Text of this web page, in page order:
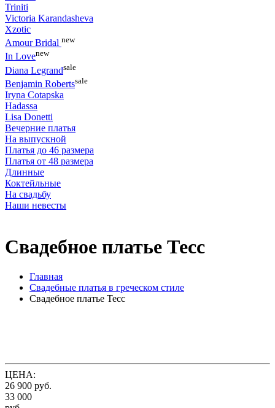
Triniti
Victoria Karandasheva
Xzotic
Amour Bridal new
In Lovenew
Diana Legrandsale
Benjamin Robertssale
Iryna Cotapska
Hadassa
Lisa Donetti
Вечерние платья
На выпускной
Платья до 46 размера
Платья от 48 размера
Длинные
Коктейльные
На свадьбу
Наши невесты
Свадебное платье Тесс
Главная
Свадебные платья в греческом стиле
Свадебное платье Тесс
ЦЕНА:
26 900 руб.
33 000